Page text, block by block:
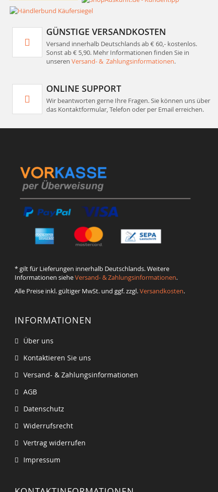
GÜNSTIGE VERSANDKOSTEN
Versand innerhalb Deutschlands ab € 60,- kostenlos.
Sonst ab € 5,90. Mehr Informationen finden Sie in
unseren Versand- & Zahlungsinformationen.
ONLINE SUPPORT
Wir beantworten gerne Ihre Fragen. Sie können uns über
das Kontaktformular, Telefon oder per Email erreichen.
* gilt für Lieferungen innerhalb Deutschlands. Weitere
Informationen sieheVersand- & Zahlungsinformationen.
Alle Preise inkl. gültiger MwSt. und ggf. zzgl.Versandkosten.
INFORMATIONEN
Über uns
Kontaktieren Sie uns
Versand- & Zahlungsinformationen
AGB
Datenschutz
Widerrufsrecht
Vertrag widerrufen
Impressum